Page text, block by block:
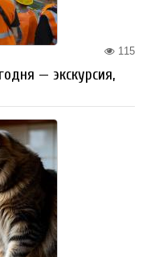
115
— экскурсия,